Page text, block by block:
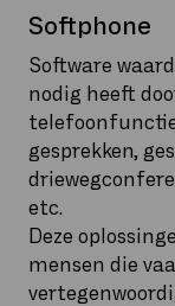
Softphone
Software
nodig heeft
gesprekken,
etc.
Deze
mensen die